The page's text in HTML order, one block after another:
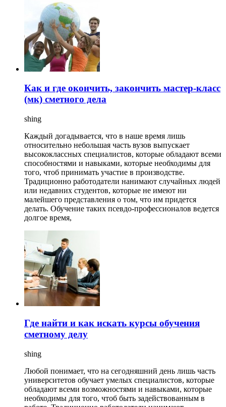
Как и где окончить, закончить мастер-класс
(мк) сметного дела
shing
Каждый догадывается, что в наше время лишь
относительно небольшая часть вузов выпускает
высококлассных специалистов, которые обладают всеми
способностями и навыками, которые необходимы для
того, чтоб принимать участие в производстве.
Традиционно работодатели нанимают случайных людей
или недавних студентов, которые не имеют ни
малейшего представления о том, что им придется
делать. Обучение таких псевдо-профессионалов ведется
долгое время,
Где найти и как искать курсы обучения
сметному делу
shing
Любой понимает, что на сегодняшний день лишь часть
университетов обучает умелых специалистов, которые
обладают всеми возможностями и навыками, которые
необходимы для того, чтоб быть задействованным в